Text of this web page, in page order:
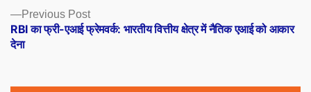
Previous PostPrevious
post:
RBI का फ्री-एआई फ्रेमवर्क: भारतीय वित्तीय क्षेत्र में नैतिक एआई को आकार
देना